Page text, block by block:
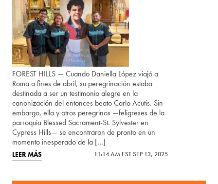
FOREST HILLS — Cuando Daniella López viajó a
Roma a fines de abril, su peregrinación estaba
destinada a ser un testimonio alegre en la
canonización del entonces beato Carlo Acutis. Sin
embargo, ella y otros peregrinos —feligreses de la
parroquia Blessed Sacrament-St. Sylvester en
Cypress Hills— se encontraron de pronto en un
momento inesperado de la […]
LEER MÁS 11:14 AM EST SEP 13, 2025